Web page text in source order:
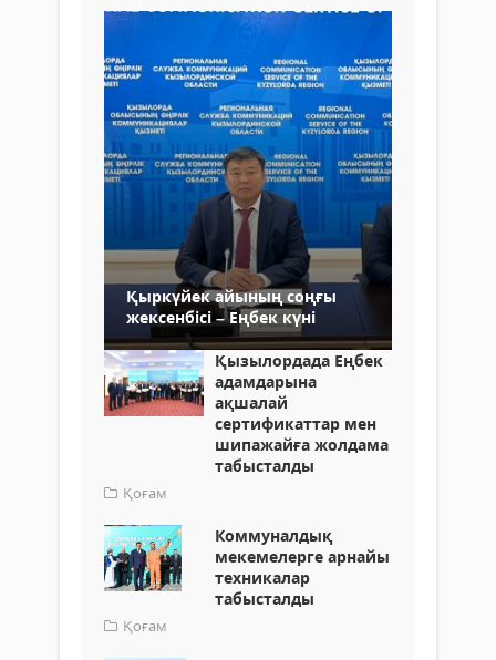
Қыркүйек айының соңғы
жексенбісі – Еңбек күні
Қызылордада Еңбек
адамдарына
ақшалай
сертификаттар мен
шипажайға жолдама
табысталды
Қоғам
Коммуналдық
мекемелерге арнайы
техникалар
табысталды
Қоғам